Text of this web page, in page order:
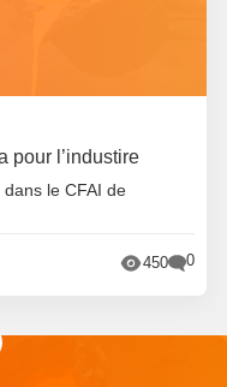
pour l’industire
dans le CFAI de
450 0